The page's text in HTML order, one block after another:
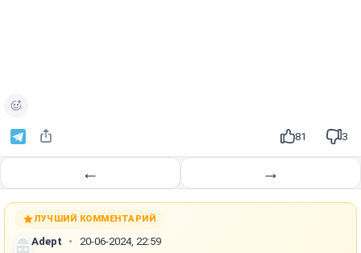
81 3
← →
ЛУЧШИЙ КОММЕНТАРИЙ
Adept
20-06-2024, 22:59